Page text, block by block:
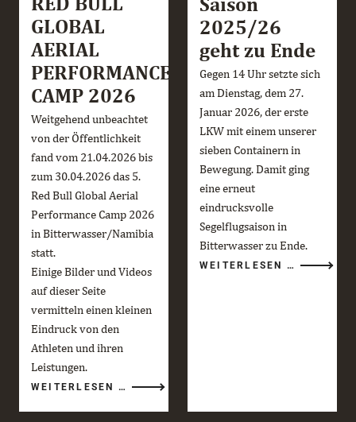
GLOBAL
AERIAL
PERFORMANCE
CAMP 2026
Weitgehend unbeachtet
von der Öffentlichkeit
fand vom 21.04.2026 bis
zum 30.04.2026 das 5.
Red Bull Global Aerial
Performance Camp 2026
in Bitterwasser/Namibia
statt.
Einige Bilder und Videos
auf dieser Seite
vermitteln einen kleinen
Eindruck von den
Athleten und ihren
Leistungen.
WEITERLESEN …
AERIAL
2025/26
geht zu Ende
Gegen 14 Uhr setzte sich
am Dienstag, dem 27.
Januar 2026, der erste
LKW mit einem unserer
sieben Containern in
Bewegung. Damit ging
eine erneut
eindrucksvolle
Segelflugsaison in
Bitterwasser zu Ende.
WEITERLESEN …